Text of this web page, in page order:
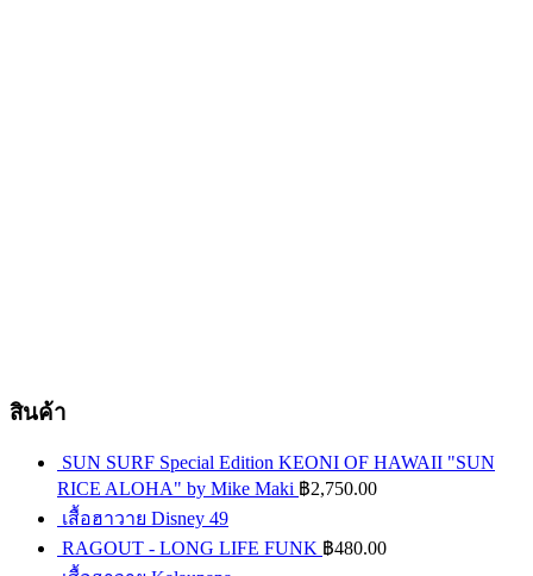
สินค้า
SUN SURF Special Edition KEONI OF HAWAII "SUN
RICE ALOHA" by Mike Maki ฿2,750.00
เสื้อฮาวาย Disney 49
RAGOUT - LONG LIFE FUNK ฿480.00